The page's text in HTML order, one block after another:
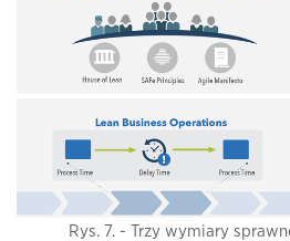
Rys. 7. - Trzy wymiary